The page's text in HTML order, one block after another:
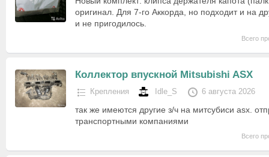
оригинал. Для 7-го Аккорда, но подходит и на
и не пригодилось.
Всего
Коллектор впускной Mitsubishi ASX
Крепления Idle_S 6 августа 2026
так же имеются другие з/ч на митсубиси asx.
транспортными компаниями
Всего